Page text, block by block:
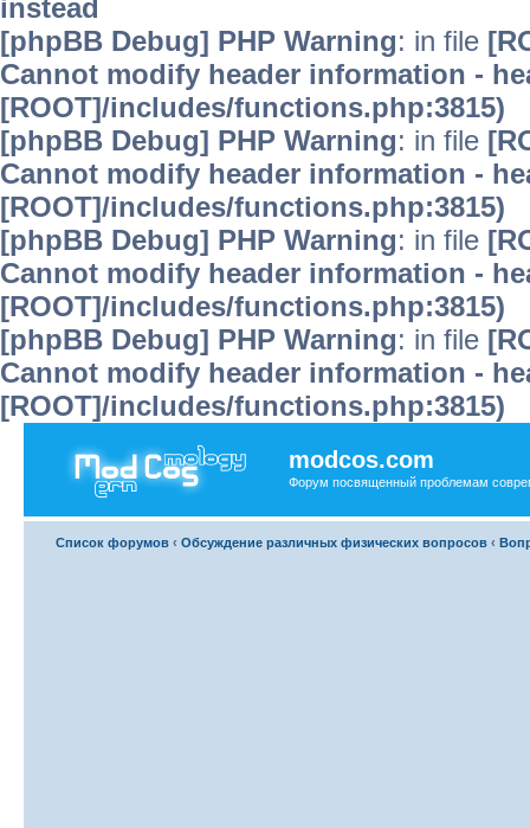
instead
[phpBB Debug] PHP Warning: in file
Cannot modify header information -
[ROOT]/includes/functions.php:3815)
[phpBB Debug] PHP Warning: in file
Cannot modify header information -
[ROOT]/includes/functions.php:3815)
[phpBB Debug] PHP Warning: in file
Cannot modify header information -
[ROOT]/includes/functions.php:3815)
[phpBB Debug] PHP Warning: in file
Cannot modify header information -
[ROOT]/includes/functions.php:3815)
modcos.com
Форум посвященный проблемам
Список форумов ‹ Обсуждение различных физических вопросов ‹